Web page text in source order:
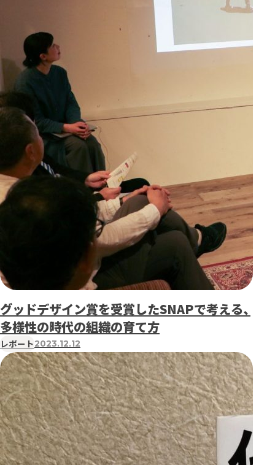
グッドデザイン賞を受賞したSNAPで考える、
多様性の時代の組織の育て方
レポート2023.12.12